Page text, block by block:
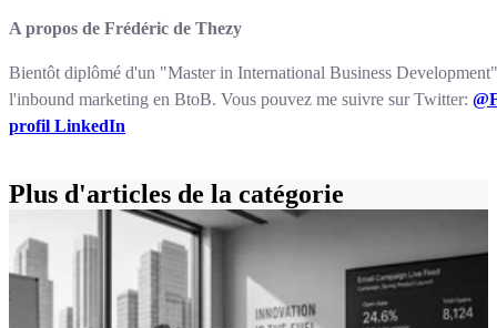
A propos de Frédéric de Thezy
Bientôt diplômé d'un "Master in International Business
l'inbound marketing en BtoB. Vous pouvez me suivre sur Twitter:
profil LinkedIn
Plus d'articles de la catégorie